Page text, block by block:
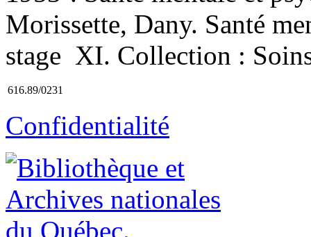
Morissette, Dany. Santé
stage XI. Collection :
616.89/0231
Confidentialité